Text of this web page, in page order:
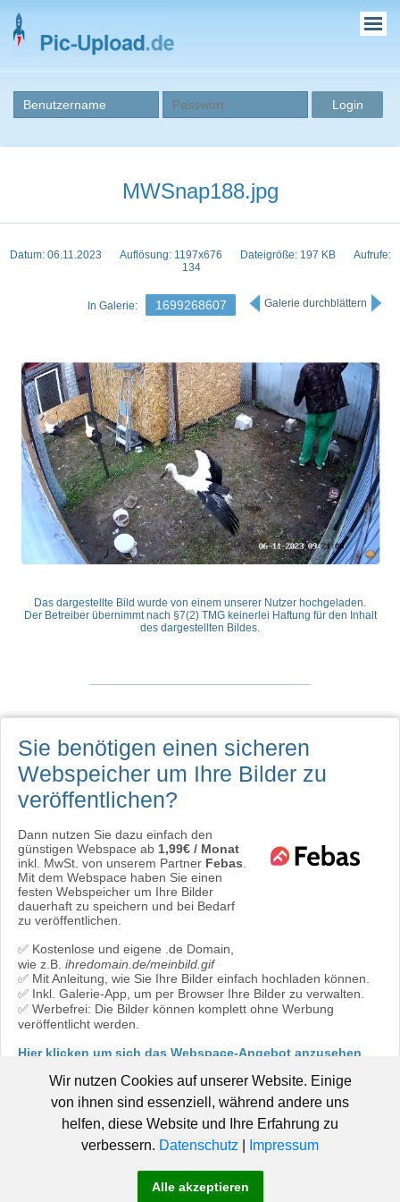
Wir nutzen Cookies auf unserer Website. Einige
von ihnen sind essenziell, während andere uns
helfen, diese Website und Ihre Erfahrung zu
verbessern. Datenschutz Impressum
Alle akzeptieren
MWSnap188.jpg
Datum: 06.11.2023 Auflösung: 1197x676 Dateigröße: 197 KB
Aufrufe:
134
Galerie durchblättern
1699268607
In Galerie:
Das dargestellte Bild wurde von einem unserer Nutzer hochgeladen.
Der Betreiber übernimmt nach §7(2) TMG keinerlei Haftung für den Inhalt
des dargestellten Bildes.
Sie benötigen einen sicheren
Webspeicher um Ihre Bilder zu
veröffentlichen?
Dann nutzen Sie dazu einfach den
günstigen Webspace ab 1,99€ / Monat
inkl. MwSt. von unserem Partner Febas
Mit dem Webspace haben Sie einen
festen Webspeicher um Ihre Bilder
dauerhaft zu speichern und bei Bedarf
zu veröffentlichen.
✅ Kostenlose und eigene .de Domain,
wie z.B. ihredomain.de/meinbild.gif
✅ Mit Anleitung, wie Sie Ihre Bilder einfach hochladen können.
✅ Inkl. Galerie-App, um per Browser Ihre Bilder zu verwalten.
✅ Werbefrei: Die Bilder können komplett ohne Werbung
veröffentlicht werden.
Hier klicken um sich das Webspace-Angebot anzusehen
© 2006 - 2019 Pic-Upload.de -Hosted by Febas